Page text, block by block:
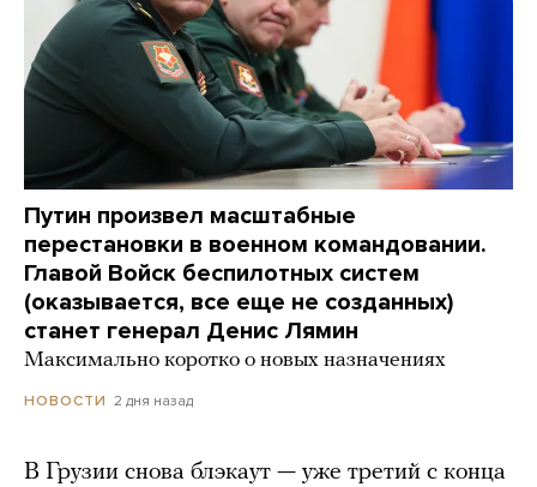
Путин произвел масштабные
перестановки в военном командовании.
Главой Войск беспилотных систем
(оказывается, все еще не созданных)
станет генерал Денис Лямин
Максимально коротко о новых назначениях
НОВОСТИ 2 дня назад
В Грузии снова блэкаут — уже третий с конца